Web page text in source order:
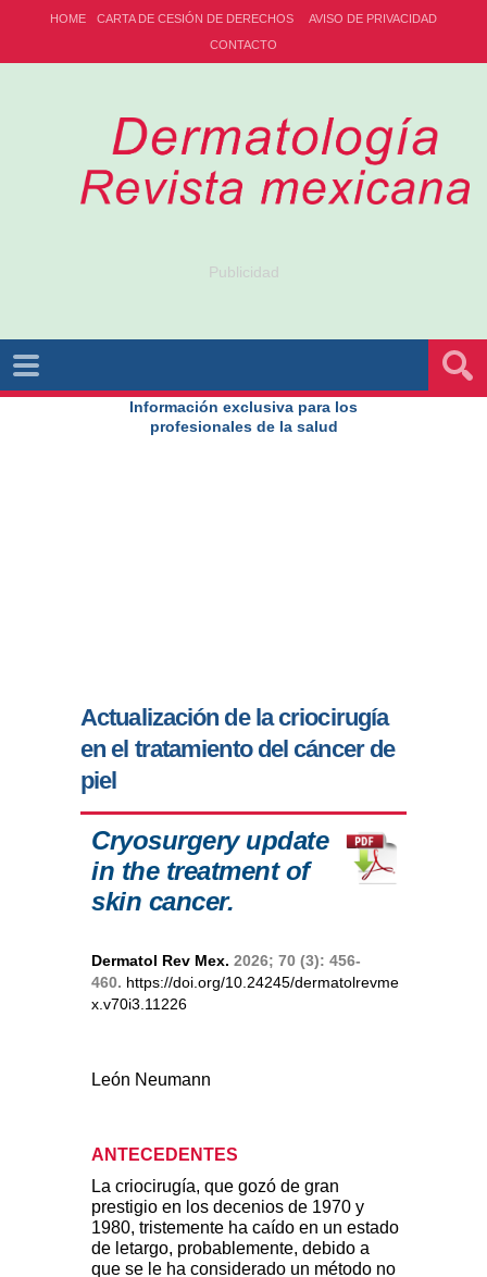
HOME CARTA DE CESIÓN DE DERECHOS
AVISO DE PRIVACIDAD
CONTACTO
Publicidad
Información exclusiva para los
profesionales de la salud
Actualización de la criocirugía
en el tratamiento del cáncer de
piel
Cryosurgery update
in the treatment of
skin cancer.
Dermatol Rev Mex. 2026; 70 (3): 456-
460. https://doi.org/10.24245/dermatolrevme
x.v70i3.11226
León Neumann
ANTECEDENTES
La criocirugía, que gozó de gran
prestigio en los decenios de 1970 y
1980, tristemente ha caído en un estado
de letargo, probablemente, debido a
que se le ha considerado un método no